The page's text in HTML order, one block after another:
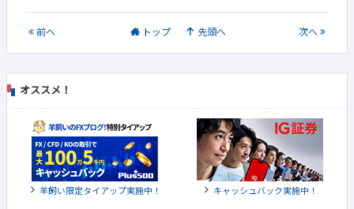
前へ トップ 先頭へ 次へ
オススメ！
羊飼い限定タイアップ実施中！ キャッシュバック実施中！